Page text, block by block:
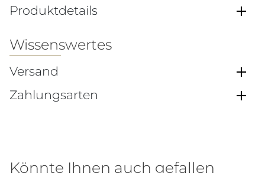
Produktdetails
Wissenswertes
Versand
Zahlungsarten
Könnte Ihnen auch gefallen